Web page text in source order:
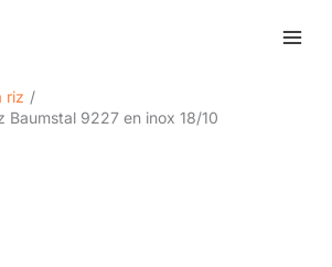
riz
Baumstal 9227 en inox 18/10